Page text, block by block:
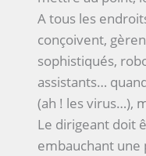
A tous les
conçoivent,
sophistiqués,
assistants…
(ah ! les virus…),
Le dirigeant doit
embauchant une